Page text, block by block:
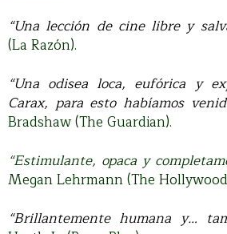
“Una lección de cine libre y
(La Razón).
“Una odisea loca, eufórica y
Carax, para esto habíamos
Bradshaw (The Guardian).
“Estimulante, opaca y
Megan Lehrmann (The
“Brillantemente humana y…